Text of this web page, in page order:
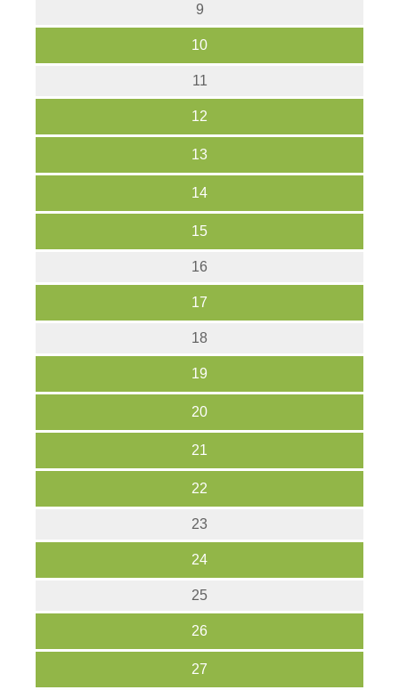
9
10
11
12
13
14
15
16
17
18
19
20
21
22
23
24
25
26
27